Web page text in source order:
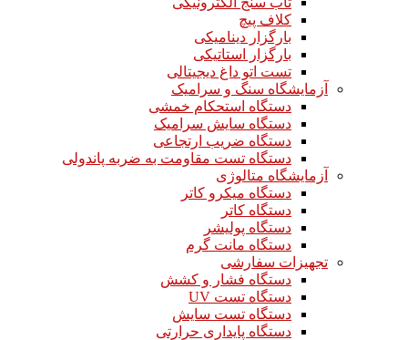
کلاف پیچ
بارگزار دینامیکی
بارگزار استاتیکی
تست اتو داغ دیجیتالی
آزمایشگاه سنگ و سرامیک
دستگاه استحکام خمشی
دستگاه سایش سرامیک
دستگاه ضریب ارتجاعی
دستگاه تست مقاومت به ضربه پاندولی
آزمایشگاه متالوژی
دستگاه میکرو کاتر
دستگاه کاتر
دستگاه پولیشر
دستگاه مانت گرم
تجهیزات سفارشی
دستگاه فشار و کشش
دستگاه تست UV
دستگاه تست سایش
دستگاه پایداری حرارتی